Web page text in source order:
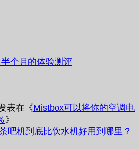
个月的体验测评
表在《Mistbox可以将你的空调电
》
吧机到底比饮水机好用到哪里？